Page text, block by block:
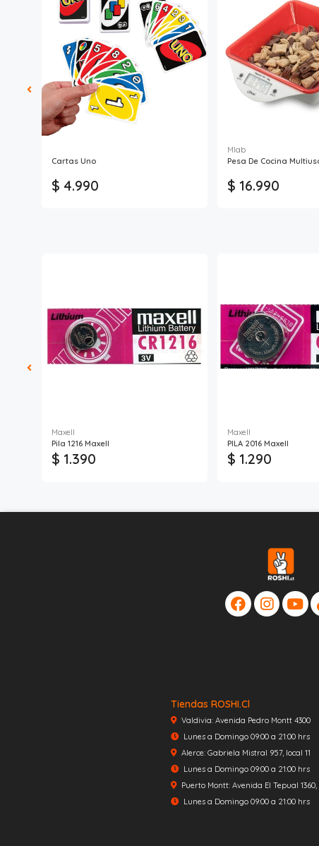
Cartas Uno
$ 4.990
Mlab
Pesa De Cocina
$ 16.990
Maxell
Pila 1216 Maxell
$ 1.390
Maxell
PILA 2016 Maxell
$ 1.290
Tiendas ROSHI.cl
Valdivia: Avenida Pedro Montt 4300
Lunes a Domingo 09:00 a 21:00 hrs
Alerce: Gabriela Mistral 957, local 11
Lunes a Domingo 09:00 a 21:00 hrs
Puerto Montt: Avenida El Tepual 1360,
Lunes a Domingo 09:00 a 21:00 hrs